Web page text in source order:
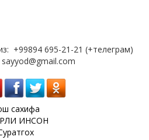
+99894 695-21-21 (+телеграм)
сахифа
ИНСОН